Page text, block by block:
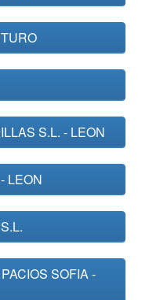
S.L. - LEON
LEON
SOFIA -